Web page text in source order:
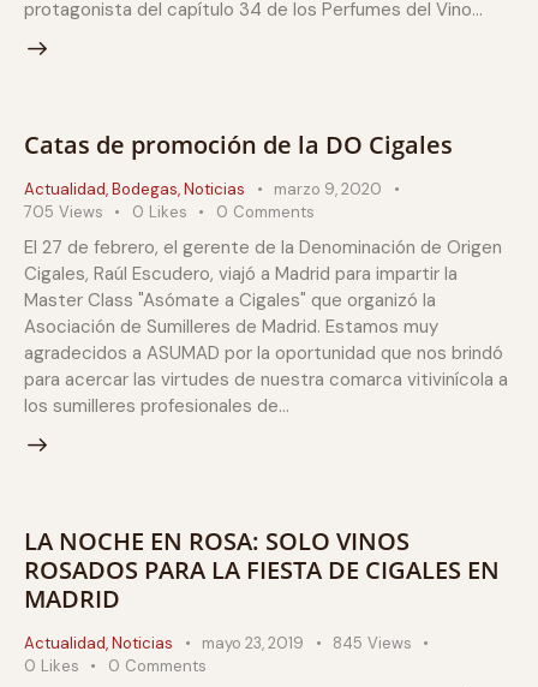
protagonista del capítulo 34 de los Perfumes del Vino…
Catas de promoción de la DO Cigales
Actualidad,Bodegas,Noticias
marzo 9, 2020
705 Views 0 Likes 0 Comments
El 27 de febrero, el gerente de la Denominación de Origen
Cigales, Raúl Escudero, viajó a Madrid para impartir la
Master Class "Asómate a Cigales" que organizó la
Asociación de Sumilleres de Madrid. Estamos muy
agradecidos a ASUMAD por la oportunidad que nos brindó
para acercar las virtudes de nuestra comarca vitivinícola a
los sumilleres profesionales de…
LA NOCHE EN ROSA: SOLO VINOS
ROSADOS PARA LA FIESTA DE CIGALES EN
MADRID
Actualidad,Noticias mayo 23, 2019 845 Views
0 Likes 0 Comments